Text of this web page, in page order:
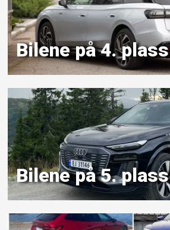
Bilene på 4. plass
Bilene på 5. plass